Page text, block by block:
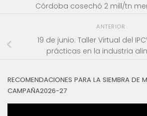
Córdoba cosechó 2 mill/tn
ANTERIOR
19 de junio: Taller Virtual del
prácticas en la industria
RECOMENDACIONES PARA LA SIEMBRA DE
CAMPAÑA2026-27